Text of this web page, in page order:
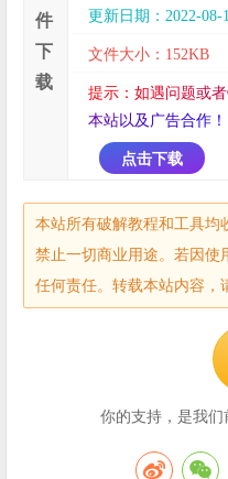
件
下
载
更新日期：2022-08-
文件大小：152KB
提示 ：如遇问题或者
本站以 及 广告合作 ！
点击下载
本站所有破解教程和工具均
禁止一切商业用途。若因使
任何责任。转载本站内容，
你的支持，是我们